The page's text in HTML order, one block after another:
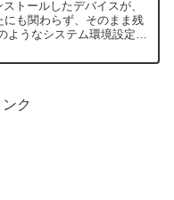
トールしたデバイスが、
も関わらず、そのまま残
うなシステム環境設定の
ク